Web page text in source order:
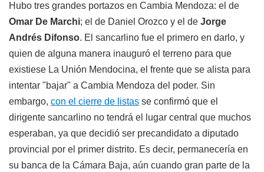
Hubo tres grandes portazos en Cambia Mendoza: el de
Omar De Marchi; el de Daniel Orozco y el de Jorge
Andrés Difonso. El sancarlino fue el primero en darlo, y
quien de alguna manera inauguró el terreno para que
existiese La Unión Mendocina, el frente que se alista para
intentar "bajar" a Cambia Mendoza del poder. Sin
embargo, con el cierre de listas se confirmó que el
dirigente sancarlino no tendrá el lugar central que muchos
esperaban, ya que decidió ser precandidato a diputado
provincial por el primer distrito. Es decir, permanecería en
su banca de la Cámara Baja, aún cuando gran parte de la